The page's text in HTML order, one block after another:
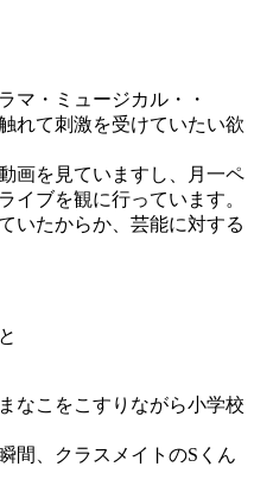
マ・ミュージカル・・
れて刺激を受けていたい欲
画を見ていますし、月一ペ
イブを観に行っています。
いたからか、芸能に対する
なこをこすりながら小学校
間、クラスメイトのSくん